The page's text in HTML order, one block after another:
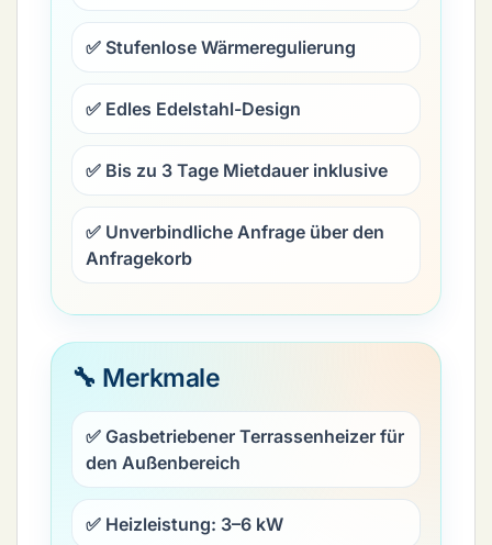
✅ Stufenlose Wärmeregulierung
✅ Edles Edelstahl-Design
✅ Bis zu 3 Tage Mietdauer inklusive
✅ Unverbindliche Anfrage über den
Anfragekorb
🔧 Merkmale
✅ Gasbetriebener Terrassenheizer für
den Außenbereich
✅ Heizleistung: 3–6 kW